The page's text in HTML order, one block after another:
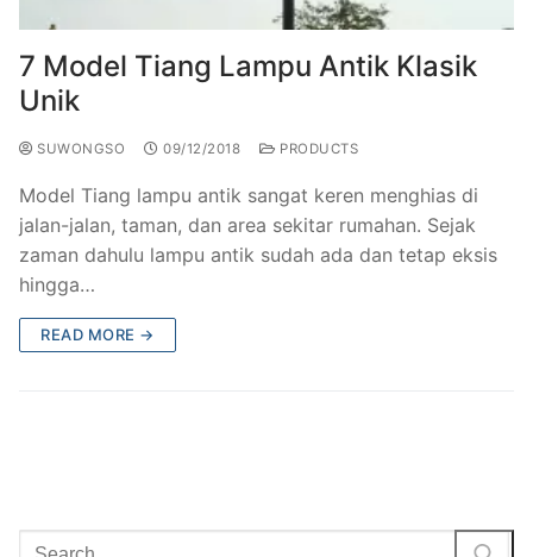
7 Model Tiang Lampu Antik Klasik
Unik
SUWONGSO 09/12/2018 PRODUCTS
Model Tiang lampu antik sangat keren menghias di
jalan-jalan, taman, dan area sekitar rumahan. Sejak
zaman dahulu lampu antik sudah ada dan tetap eksis
hingga…
READ MORE →